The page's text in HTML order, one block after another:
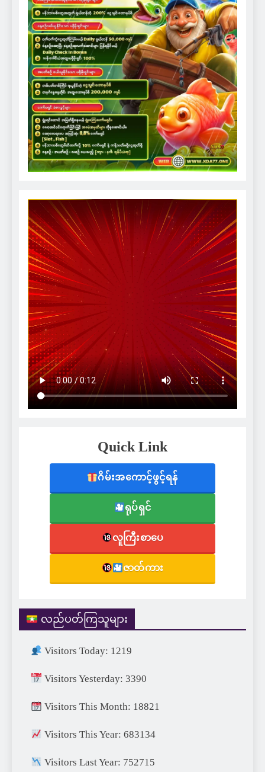
Quick Link
ဂိမ်းအကောင့်ဖွင့်ရန်
ရုပ်ရှင်
လူကြီးစာပေ
ဇာတ်ကား
လည်ပတ်ကြသူများ
Visitors Today: 1219
Visitors Yesterday: 3390
Visitors This Month: 18821
Visitors This Year: 683134
Visitors Last Year: 752715